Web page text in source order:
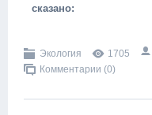
сказано:
Экология 1705
Комментарии (0)